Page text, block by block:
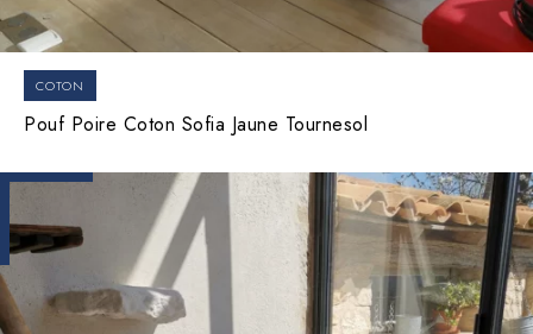
COTON
Pouf Poire Coton Sofia Jaune Tournesol